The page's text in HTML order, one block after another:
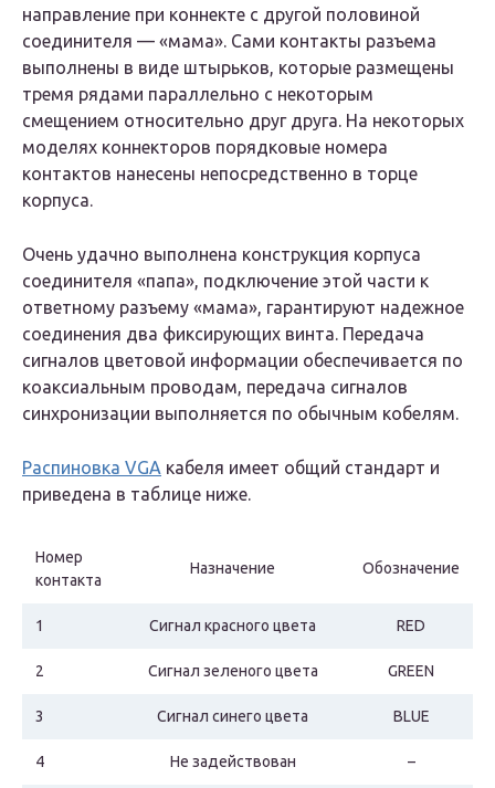
направление при коннекте с другой половиной
соединителя — «мама». Сами контакты разъема
выполнены в виде штырьков, которые размещены
тремя рядами параллельно с некоторым
смещением относительно друг друга. На некоторых
моделях коннекторов порядковые номера
контактов нанесены непосредственно в торце
корпуса.
Очень удачно выполнена конструкция корпуса
соединителя «папа», подключение этой части к
ответному разъему «мама», гарантируют надежное
соединения два фиксирующих винта. Передача
сигналов цветовой информации обеспечивается по
коаксиальным проводам, передача сигналов
синхронизации выполняется по обычным кобелям.
Распиновка VGA кабеля имеет общий стандарт и
приведена в таблице ниже.
Номер
контакта
Назначение Обозначение
1 Сигнал красного цвета RED
2 Сигнал зеленого цвета GREEN
3 Сигнал синего цвета BLUE
4 Не задействован –